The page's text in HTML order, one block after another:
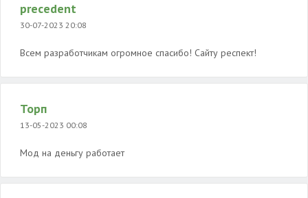
precedent
30-07-2023 20:08
Всем разработчикам огромное спасибо! Сайту респект!
Торп
13-05-2023 00:08
Мод на деньгу работает